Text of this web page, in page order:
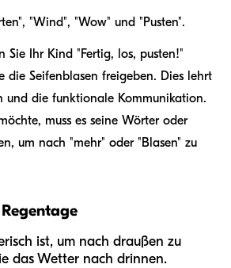
"Wind", "Wow" und "Pusten".
Sie Ihr Kind "Fertig, los, pusten!"
die Seifenblasen freigeben. Dies lehrt
und die funktionale Kommunikation.
muss es seine Wörter oder
um nach "mehr" oder "Blasen" zu
ist, um nach draußen zu
das Wetter nach drinnen.